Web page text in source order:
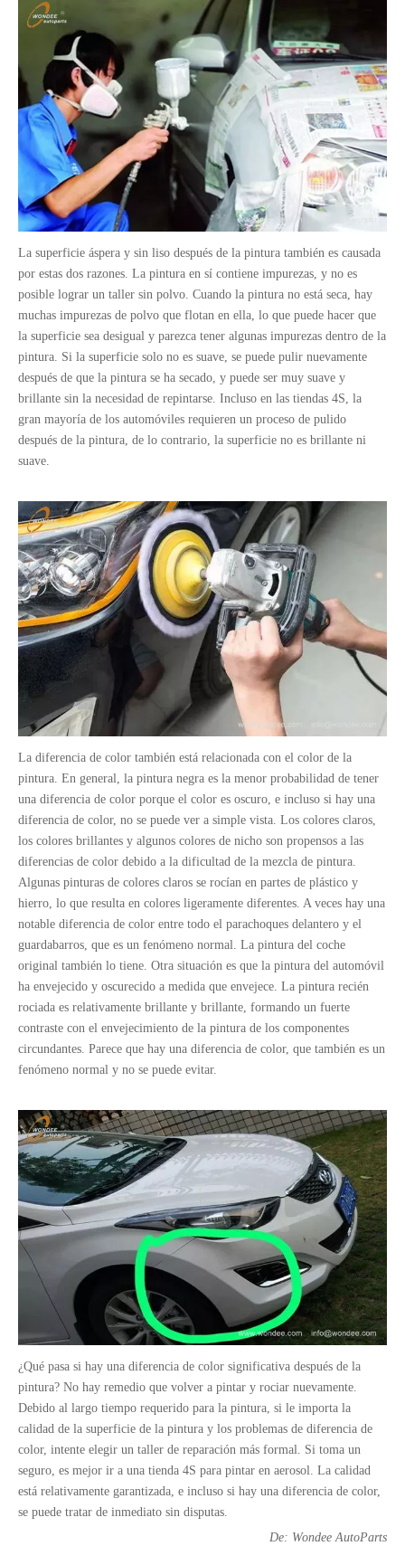
La superficie áspera y sin liso después de la pintura también es causada
por estas dos razones. La pintura en sí contiene impurezas, y no es
posible lograr un taller sin polvo. Cuando la pintura no está seca, hay
muchas impurezas de polvo que flotan en ella, lo que puede hacer que
la superficie sea desigual y parezca tener algunas impurezas dentro de la
pintura. Si la superficie solo no es suave, se puede pulir nuevamente
después de que la pintura se ha secado, y puede ser muy suave y
brillante sin la necesidad de repintarse. Incluso en las tiendas 4S, la
gran mayoría de los automóviles requieren un proceso de pulido
después de la pintura, de lo contrario, la superficie no es brillante ni
suave.
La diferencia de color también está relacionada con el color de la
pintura. En general, la pintura negra es la menor probabilidad de tener
una diferencia de color porque el color es oscuro, e incluso si hay una
diferencia de color, no se puede ver a simple vista. Los colores claros,
los colores brillantes y algunos colores de nicho son propensos a las
diferencias de color debido a la dificultad de la mezcla de pintura.
Algunas pinturas de colores claros se rocían en partes de plástico y
hierro, lo que resulta en colores ligeramente diferentes. A veces hay una
notable diferencia de color entre todo el parachoques delantero y el
guardabarros, que es un fenómeno normal. La pintura del coche
original también lo tiene. Otra situación es que la pintura del automóvil
ha envejecido y oscurecido a medida que envejece. La pintura recién
rociada es relativamente brillante y brillante, formando un fuerte
contraste con el envejecimiento de la pintura de los componentes
circundantes. Parece que hay una diferencia de color, que también es un
fenómeno normal y no se puede evitar.
¿Qué pasa si hay una diferencia de color significativa después de la
pintura? No hay remedio que volver a pintar y rociar nuevamente.
Debido al largo tiempo requerido para la pintura, si le importa la
calidad de la superficie de la pintura y los problemas de diferencia de
color, intente elegir un taller de reparación más formal. Si toma un
seguro, es mejor ir a una tienda 4S para pintar en aerosol. La calidad
está relativamente garantizada, e incluso si hay una diferencia de color,
se puede tratar de inmediato sin disputas.
De: Wondee AutoParts